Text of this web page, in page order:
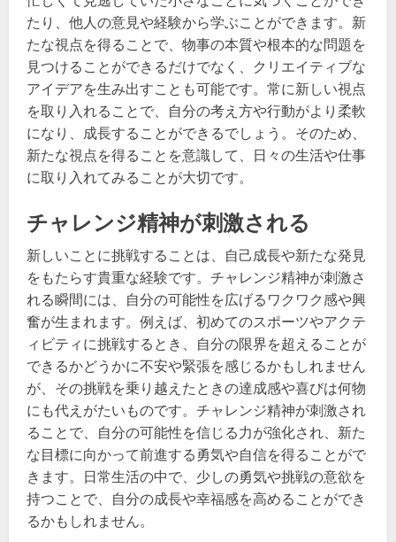
たり、他人の意見や経験から学ぶことができます。新
たな視点を得ることで、物事の本質や根本的な問題を
見つけることができるだけでなく、クリエイティブな
アイデアを生み出すことも可能です。常に新しい視点
を取り入れることで、自分の考え方や行動がより柔軟
になり、成長することができるでしょう。そのため、
新たな視点を得ることを意識して、日々の生活や仕事
に取り入れてみることが大切です。
チャレンジ精神が刺激される
新しいことに挑戦することは、自己成長や新たな発見
をもたらす貴重な経験です。チャレンジ精神が刺激さ
れる瞬間には、自分の可能性を広げるワクワク感や興
奮が生まれます。例えば、初めてのスポーツやアクテ
ィビティに挑戦するとき、自分の限界を超えることが
できるかどうかに不安や緊張を感じるかもしれません
が、その挑戦を乗り越えたときの達成感や喜びは何物
にも代えがたいものです。チャレンジ精神が刺激され
ることで、自分の可能性を信じる力が強化され、新た
な目標に向かって前進する勇気や自信を得ることがで
きます。日常生活の中で、少しの勇気や挑戦の意欲を
持つことで、自分の成長や幸福感を高めることができ
るかもしれません。